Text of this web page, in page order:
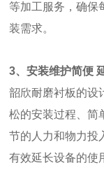
等加工服务，确保
装需求。
3、安装维护简便
韶欣耐磨衬板的设
松的安装过程、简
节的人力和物力投
有效延长设备的使